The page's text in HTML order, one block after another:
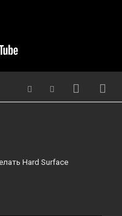
Hard Surface